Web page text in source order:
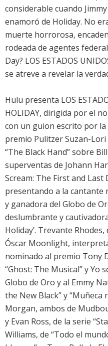
considerable cuando
enamoró de Holiday. No
muerte horrorosa,
rodeada de agentes
Day? LOS ESTADOS
se atreve a revelar la
Hulu presenta LOS
HOLIDAY, dirigida por el
con un guion escrito por
premio Pulitzer Suzan-
“The Black Hand” sobre
superventas de Johann
Scream: The First and
presentando a la cantante
y ganadora del Globo de
deslumbrante y
Holiday’. Trevante
Óscar Moonlight, interpreta
nominado al premio Tony
“Ghost: The Musical” y Yo
Globo de Oro y al Emmy
the New Black” y “Muñeca
Morgan, ambos de
y Evan Ross, de la serie
Williams, de “Todo el